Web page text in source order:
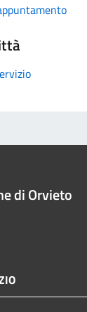
di Orvieto